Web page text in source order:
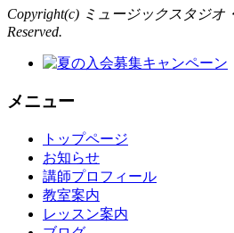
Copyright(c) ミュージックスタジオ
Reserved.
メニュー
トップページ
お知らせ
講師プロフィール
教室案内
レッスン案内